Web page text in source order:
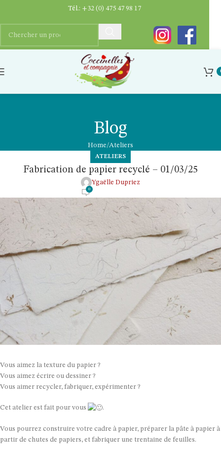
Blog
Home Ateliers
ATELIERS
Fabrication de papier recyclé – 01/03/25
Ygaëlle Dupriez
0
Vous aimez la texture du papier ?
Vous aimez écrire ou dessiner ?
Vous aimer recycler, fabriquer, expérimenter ?
Cet atelier est fait pour vous .
Vous pourrez construire votre cadre à papier, préparer la pâte à papier à
partir de chutes de papiers, et fabriquer une trentaine de feuilles.
Tél.: +32 (0) 475 47 98 17